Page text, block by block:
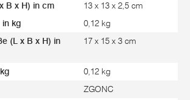
B x H) in cm 13 x 13 x 2,5 cm
in kg 0,12 kg
(L x B x H) in
17 x 15 x 3 cm
0,12 kg
ZGONC